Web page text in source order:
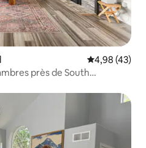
Évaluation
4,98 (43)
près de South